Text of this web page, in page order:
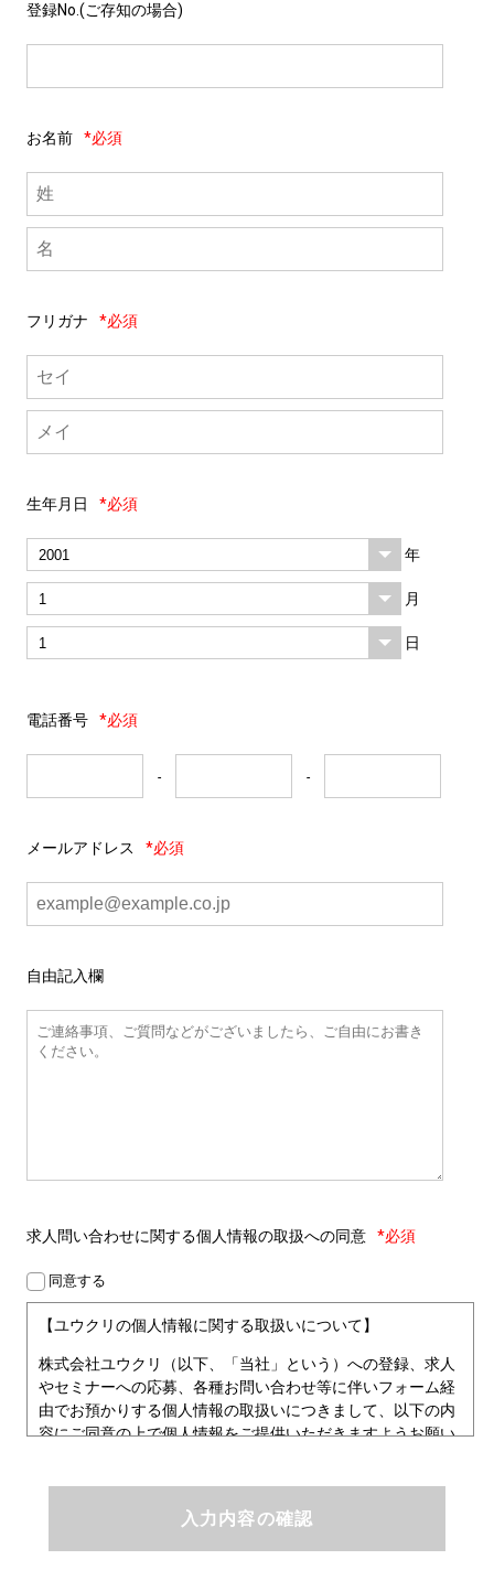
登録No.(ご存知の場合)
お名前 *必須
フリガナ *必須
生年月日 *必須
年
月
日
電話番号 *必須
- -
メールアドレス *必須
自由記入欄
求人問い合わせに関する個人情報の取扱への同意 *必須
同意する
【ユウクリの個人情報に関する取扱いについて】
株式会社ユウクリ（以下、「当社」という）への登録、求人
やセミナーへの応募、各種お問い合わせ等に伴いフォーム経
由でお預かりする個人情報の取扱いにつきまして、以下の内
容にご同意の上で個人情報をご提供いただきますようお願い
ユウクリにおける個人情報保護方針